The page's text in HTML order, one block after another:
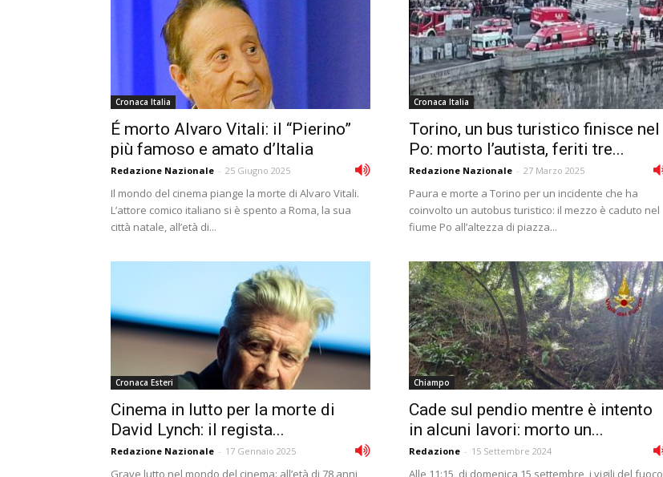
Cronaca Italia
É morto Alvaro Vitali: il “Pierino”
più famoso e amato d’Italia
Redazione Nazionale - 25 Giugno 2025
Il mondo del cinema piange la morte di Alvaro Vitali.
L’attore comico italiano si è spento a Roma, la sua
città natale, all’età di...
Cronaca Italia
Torino, un bus turistico finisce nel
Po: morto l’autista, feriti tre...
Redazione Nazionale - 27 Marzo 2025
Paura e morte a Torino per un incidente che ha
coinvolto un autobus turistico: il mezzo è caduto nel
fiume Po all’altezza di piazza...
Cronaca Esteri
Cinema in lutto per la morte di
David Lynch: il regista...
Redazione Nazionale - 17 Gennaio 2025
Grave lutto nel mondo del cinema: all’età di 78 anni
Chiampo
Cade sul pendio mentre è intento
in alcuni lavori: morto un...
Redazione - 15 Settembre 2024
Alle 11:15, di domenica 15 settembre, i vigili del fuoco